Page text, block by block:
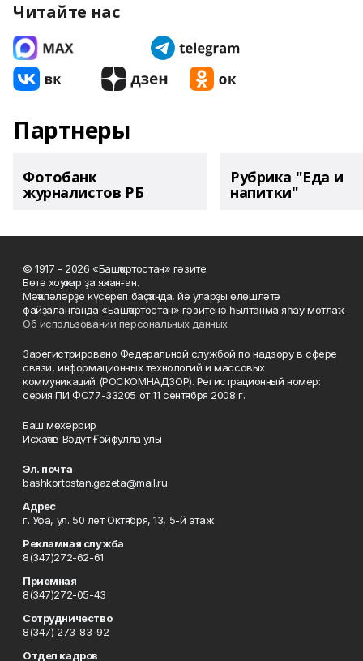
Читайте нас
Партнеры
Фотобанк
журналистов РБ
Рубрика "Еда и
напитки"
© 1917 - 2026 «Башҡортостан» гәзите.
Бөтә хоҡуҡтар ҙа яҡланған.
Мәҡәләләрҙе күсереп баҫҡанда, йә уларҙы өлөшләтә
файҙаланғанда «Башҡортостан» гәзитенә һылтанма яһау мотлаҡ.
Об использовании персональных данных
Зарегистрировано Федеральной службой по надзору в сфере
связи, информационных технологий и массовых
коммуникаций (РОСКОМНАДЗОР). Регистрационный номер:
серия ПИ ФС77-33205 от 11 сентября 2008 г.
Баш мөхәррир
Исхаҡов Вәдүт Ғәйфулла улы
Эл. почта
bashkortostan.gazeta@mail.ru
Адрес
г. Уфа, ул. 50 лет Октября, 13, 5-й этаж
Рекламная служба
8(347)272-62-61
Приемная
8(347)272-05-43
Сотрудничество
8(347) 273-83-92
Отдел кадров